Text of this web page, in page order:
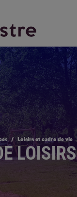
Loisirs et cadre de vie
LOISIRS